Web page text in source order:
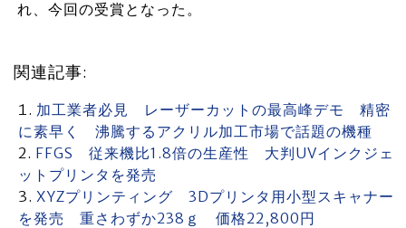
れ、今回の受賞となった。
関連記事:
加工業者必見 レーザーカットの最高峰デモ 精密
に素早く 沸騰するアクリル加工市場で話題の機種
FFGS 従来機比1.8倍の生産性 大判UVインクジェ
ットプリンタを発売
XYZプリンティング 3Dプリンタ用小型スキャナー
を発売 重さわずか238ｇ 価格22,800円